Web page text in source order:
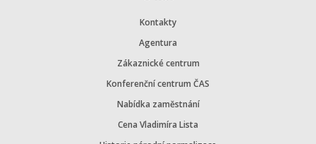
Kontakty
Agentura
Zákaznické centrum
Konferenční centrum ČAS
Nabídka zaměstnání
Cena Vladimíra Lista